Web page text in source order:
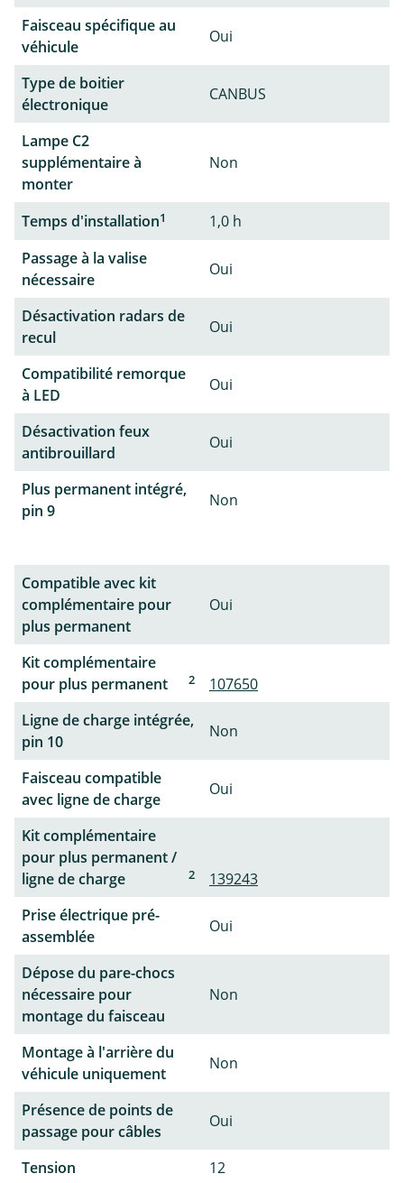
Faisceau spécifique au
véhicule
Oui
Type de boitier
électronique
CANBUS
Lampe C2
supplémentaire à
monter
Non
Temps d'installation1
1,0 h
Passage à la valise
nécessaire
Oui
Désactivation radars de
recul
Oui
Compatibilité remorque
à LED
Oui
Désactivation feux
antibrouillard
Oui
Plus permanent intégré,
pin 9
Non
Compatible avec kit
complémentaire pour
plus permanent
Oui
Kit complémentaire
pour plus permanent
2
107650
Ligne de charge intégrée,
pin 10
Non
Faisceau compatible
avec ligne de charge
Oui
Kit complémentaire
pour plus permanent /
ligne de charge
2
139243
Prise électrique pré-
assemblée
Oui
Dépose du pare-chocs
nécessaire pour
montage du faisceau
Non
Montage à l'arrière du
véhicule uniquement
Non
Présence de points de
passage pour câbles
Oui
Tension 12